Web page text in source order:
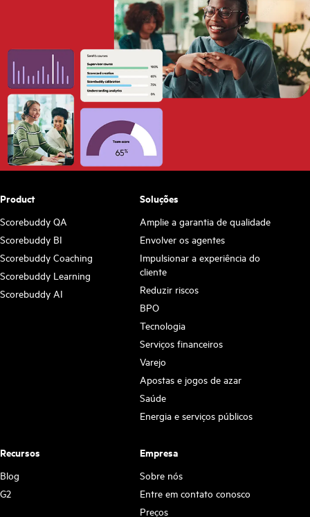
Product
Scorebuddy QA
Scorebuddy BI
Scorebuddy Coaching
Scorebuddy Learning
Scorebuddy AI
Soluções
Amplie a garantia de qualidade
Envolver os agentes
Impulsionar a experiência do
cliente
Reduzir riscos
BPO
Tecnologia
Serviços financeiros
Varejo
Apostas e jogos de azar
Saúde
Energia e serviços públicos
Recursos
Blog
G2
Empresa
Sobre nós
Entre em contato conosco
Preços